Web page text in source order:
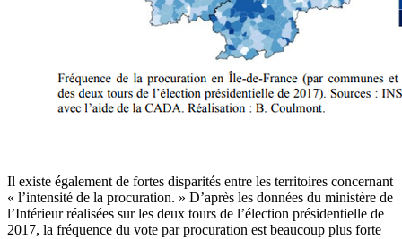
Il existe également de fortes disparités entre les territoires concernant
« l’intensité de la procuration. » D’après les données du ministère de
l’Intérieur réalisées sur les deux tours de l’élection présidentielle de
2017, la fréquence du vote par procuration est beaucoup plus forte